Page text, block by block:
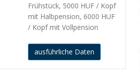
Frühstück, 5000 HUF / Kopf
mit Halbpension, 6000 HUF
/ Kopf mit Vollpension
ausführliche Daten